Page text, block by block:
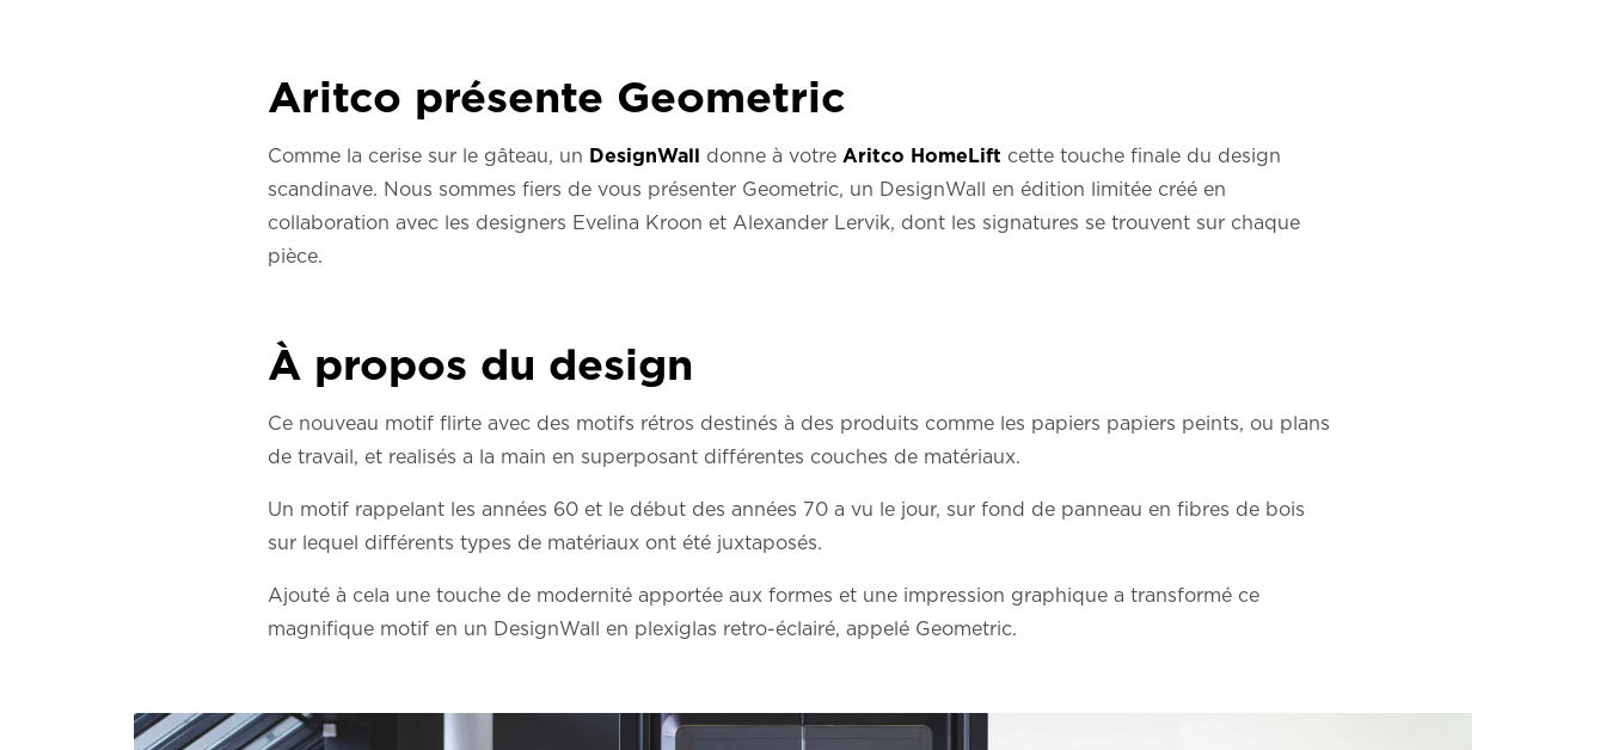
Aritco présente Geometric
Comme la cerise sur le gâteau, un DesignWall donne à votre Aritco HomeLift cette touche finale du design
scandinave. Nous sommes fiers de vous présenter Geometric, un DesignWall en édition limitée créé en
collaboration avec les designers Evelina Kroon et Alexander Lervik, dont les signatures se trouvent sur chaque
pièce.
À propos du design
Ce nouveau motif flirte avec des motifs rétros destinés à des produits comme les papiers papiers peints, ou plans
de travail, et realisés a la main en superposant différentes couches de matériaux.
Un motif rappelant les années 60 et le début des années 70 a vu le jour, sur fond de panneau en fibres de bois
sur lequel différents types de matériaux ont été juxtaposés.
Ajouté à cela une touche de modernité apportée aux formes et une impression graphique a transformé ce
magnifique motif en un DesignWall en plexiglas retro-éclairé, appelé Geometric.